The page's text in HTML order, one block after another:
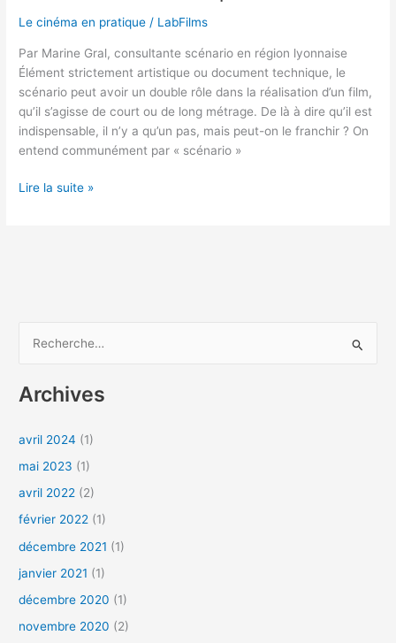
Le cinéma en pratique / LabFilms
Par Marine Gral, consultante scénario en région lyonnaise
Élément strictement artistique ou document technique, le
scénario peut avoir un double rôle dans la réalisation d’un film,
qu’il s’agisse de court ou de long métrage. De là à dire qu’il est
indispensable, il n’y a qu’un pas, mais peut-on le franchir ? On
entend communément par « scénario »
Lire la suite »
c
e
r
c
h
Archives
avril 2024 (1)
mai 2023 (1)
avril 2022 (2)
février 2022 (1)
décembre 2021 (1)
janvier 2021 (1)
décembre 2020 (1)
novembre 2020 (2)